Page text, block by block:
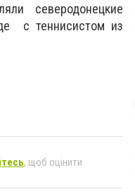
северодонецкие
с теннисистом из
, щоб оцінити